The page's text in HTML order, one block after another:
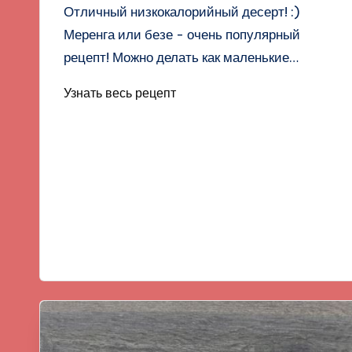
Отличный низкокалорийный десерт! :)
Меренга или безе - очень популярный
рецепт! Можно делать как маленькие…
Узнать весь рецепт